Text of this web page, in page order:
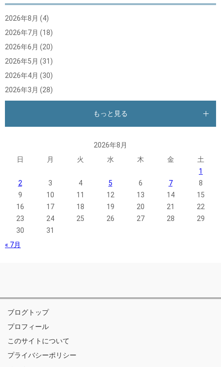
2026年8月 (4)
2026年7月 (18)
2026年6月 (20)
2026年5月 (31)
2026年4月 (30)
2026年3月 (28)
もっと見る
2026年8月
日
月 火 水 木 金
土
1
2
3 4 5 6 7
8
9
10 11 12 13 14
15
16
17 18 19 20 21
22
23
24 25 26 27 28
29
30
31
« 7月
ブログトップ
プロフィール
このサイトについて
プライバシーポリシー